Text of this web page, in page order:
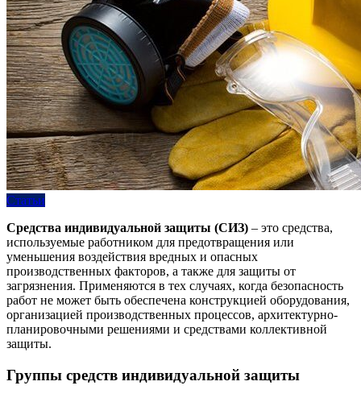
Статьи
Средства индивидуальной защиты (СИЗ) – это средства,
используемые работником для предотвращения или
уменьшения воздействия вредных и опасных
производственных факторов, а также для защиты от
загрязнения. Применяются в тех случаях, когда безопасность
работ не может быть обеспечена конструкцией оборудования,
организацией производственных процессов, архитектурно-
планировочными решениями и средствами коллективной
защиты.
Группы средств индивидуальной защиты